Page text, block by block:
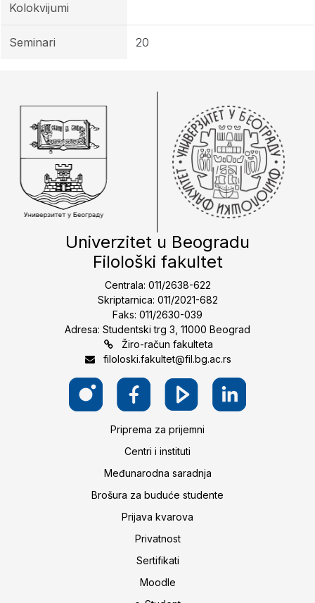
Kolokvijumi
Seminari 20
Univerzitet u Beogradu
Filološki fakultet
Centrala: 011/2638-622
Skriptarnica: 011/2021-682
Faks: 011/2630-039
Adresa: Studentski trg 3, 11000 Beograd
Žiro-račun fakulteta
filoloski.fakultet@fil.bg.ac.rs
Priprema za prijemni
Centri i instituti
Međunarodna saradnja
Brošura za buduće studente
Prijava kvarova
Privatnost
Sertifikati
Moodle